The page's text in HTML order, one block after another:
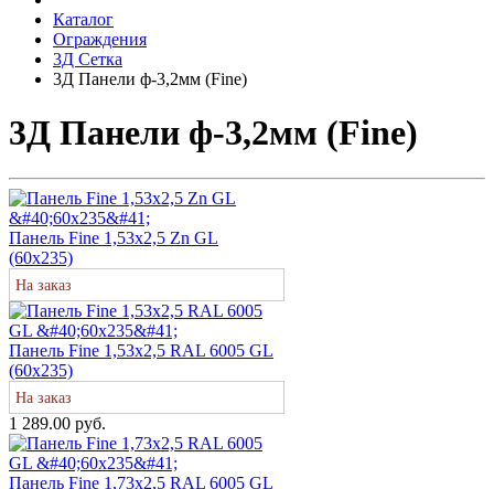
Каталог
Ограждения
3Д Сетка
3Д Панели ф-3,2мм (Fine)
3Д Панели ф-3,2мм (Fine)
Панель Fine 1,53х2,5 Zn GL
(60х235)
На заказ
Панель Fine 1,53х2,5 RAL 6005 GL
(60х235)
На заказ
1 289.00 руб.
Панель Fine 1,73х2,5 RAL 6005 GL